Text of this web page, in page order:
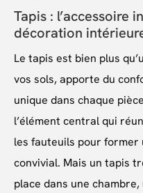
Tapis : l’accessoire
décoration
Le tapis est bien plus
vos sols, apporte du
unique dans chaque
l’élément central qui
les fauteuils pour former
convivial. Mais un tapis
place dans une